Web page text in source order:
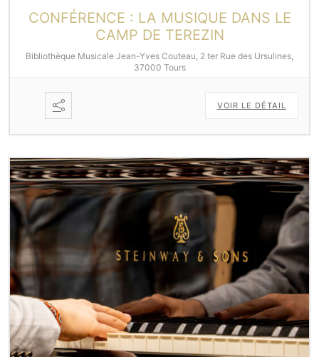
CONFÉRENCE : LA MUSIQUE DANS LE
CAMP DE TEREZIN
Bibliothèque Musicale Jean-Yves Couteau, 2 ter Rue des Ursulines,
37000 Tours
VOIR LE DÉTAIL